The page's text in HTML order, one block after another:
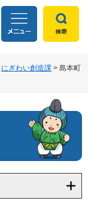
にぎわい創造課 > 島本町